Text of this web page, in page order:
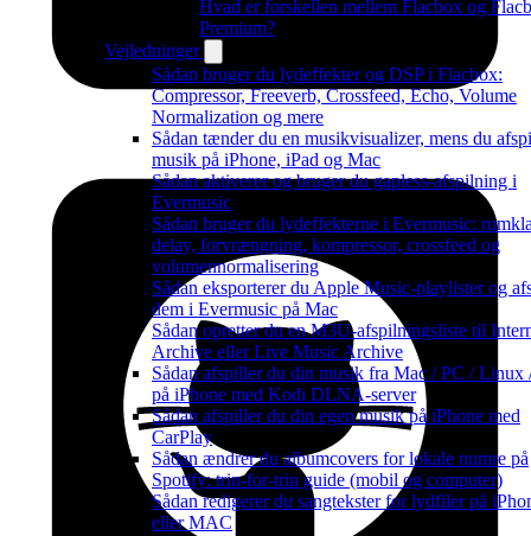
Hvad er forskellen mellem Flacbox og
Premium?
Vejledninger
Sådan bruger du lydeffekter og DSP i Flacbox:
Compressor, Freeverb, Crossfeed, Echo, Volume
Normalization og mere
Sådan tænder du en musikvisualizer, mens du
musik på iPhone, iPad og Mac
Sådan aktiverer og bruger du gapless-afspilning i
Evermusic
Sådan bruger du lydeffekterne i Evermusic:
delay, forvrængning, kompressor, crossfeed og
volumennormalisering
Sådan eksporterer du Apple Music-playlister og
dem i Evermusic på Mac
Sådan opretter du en M3U-afspilningsliste til
Archive eller Live Music Archive
Sådan afspiller du din musik fra Mac / PC /
på iPhone med Kodi DLNA-server
Sådan afspiller du din egen musik på iPhone med
CarPlay
Sådan ændrer du albumcovers for lokale numre på
Spotify: trin-for-trin guide (mobil og computer)
Sådan redigerer du sangtekster for lydfiler på
eller MAC